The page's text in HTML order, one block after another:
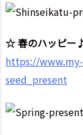
☆ 春のハッピー
https://
seed_present